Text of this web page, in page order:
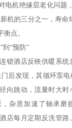
电机绝缘层老化问题
机的三分之一，寿命
点。
到“预防”
锁酒店反映供暖系统
后发现，其循环泵
向跳动，流量时大
杂质加速了轴承磨
店每月定期反洗管